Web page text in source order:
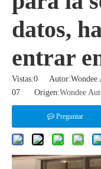
datos,
entrar
Vistas:0 Autor:Wondee
07 Origen:Wondee
Preguntar